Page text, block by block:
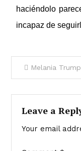
haciéndolo
incapaz de
Melania Trump sorprende a
Leave a
Your email